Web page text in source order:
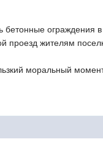
ограждения
проезд жителям
моральный